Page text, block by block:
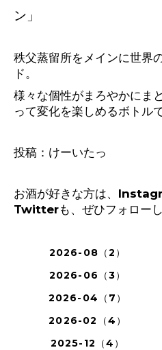
ン」
秩父蒸留所をメインに世界
ド。
様々な個性がまろやかにま
って変化を楽しめるボトル
投稿：けーいたっ
お酒が好きな方は、
Twitterも、ぜひフォロー
2026-08（2）
2026-06（3）
2026-04（7）
2026-02（4）
2025-12（4）